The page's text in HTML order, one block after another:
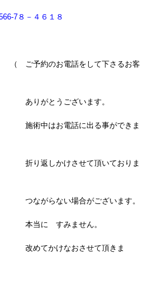
7８－４６１８
話をして下さるお客
ざいます。
に出る事ができま
せて頂いておりま
合がございます。
ません。
させて頂きま